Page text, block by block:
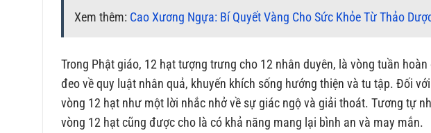
Xem thêm: Cao Xương Ngựa: Bí Quyết Vàng Cho Sức Khỏe Từ Thảo
Trong Phật giáo, 12 hạt tượng trưng cho 12 nhân duyên, là vòng tuần
đeo về quy luật nhân quả, khuyến khích sống hướng thiện và tu tập. Đối
vòng 12 hạt như một lời nhắc nhở về sự giác ngộ và giải thoát. Tương tự
vòng 12 hạt cũng được cho là có khả năng mang lại bình an và may mắn.